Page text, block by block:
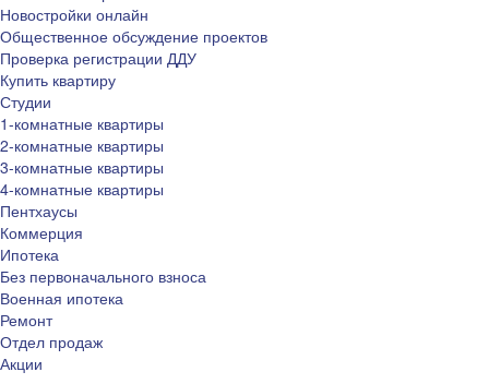
Новостройки онлайн
Общественное обсуждение проектов
Проверка регистрации ДДУ
Купить квартиру
Студии
1-комнатные квартиры
2-комнатные квартиры
3-комнатные квартиры
4-комнатные квартиры
Пентхаусы
Коммерция
Ипотека
Без первоначального взноса
Военная ипотека
Ремонт
Отдел продаж
Акции